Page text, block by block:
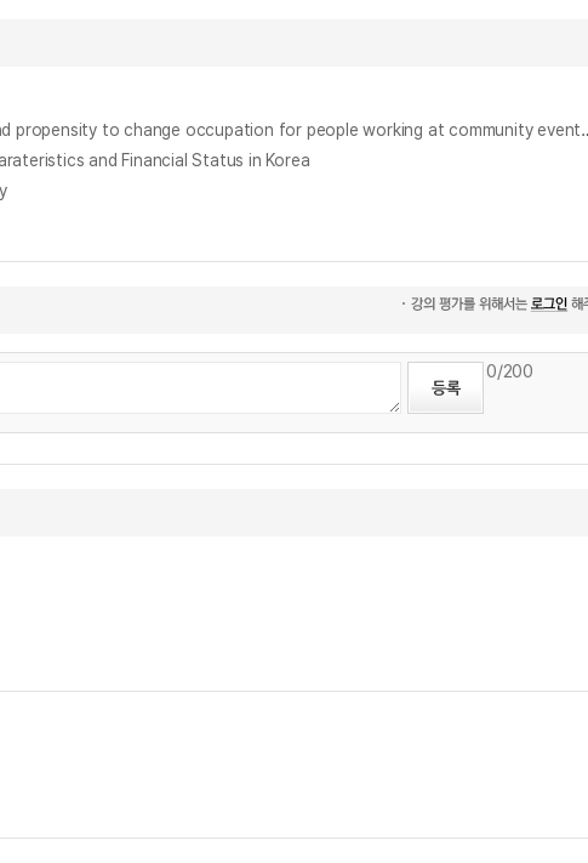
이벤트업계 종사원들의 직무만족과 이직성향에 관한 연구 : 서울
and Financial Status in Korea
0/200